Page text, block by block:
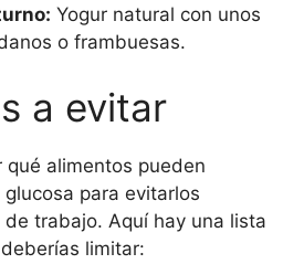
Yogur natural con unos
o frambuesas.
a evitar
qué alimentos pueden
para evitarlos
trabajo. Aquí hay una lista
limitar: